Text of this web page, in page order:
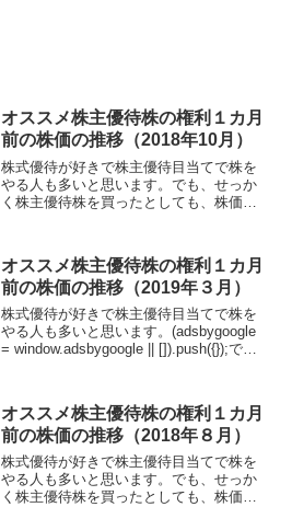
オススメ株主優待株の権利１カ月
前の株価の推移（2018年10月）
株式優待が好きで株主優待目当てで株を
やる人も多いと思います。でも、せっか
く株主優待株を買ったとしても、株価が
込み時である２０１８年１０月のオスス
メ株主優待株について、権...
オススメ株主優待株の権利１カ月
前の株価の推移（2019年３月）
株式優待が好きで株主優待目当てで株を
やる人も多いと思います。(adsbygoogle
= window.adsbygoogle || []).push({});で
オススメ株主優待株の権利１カ月
前の株価の推移（2018年８月）
株式優待が好きで株主優待目当てで株を
やる人も多いと思います。でも、せっか
く株主優待株を買ったとしても、株価が